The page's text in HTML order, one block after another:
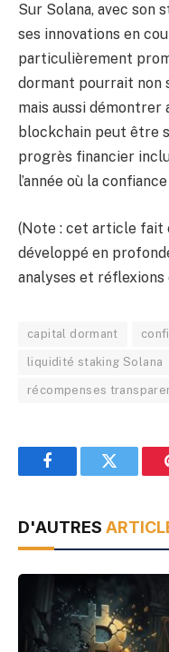
Sur Solana, avec son
ses innovations en
particulièrement
dormant pourrait non
mais aussi démontrer
blockchain peut être
progrès financier
l’année où la
(Note : cet article fait
développé en
analyses et réflexions
capital dormant
liquidité staking Solana
récompenses
FacebookTwitter
D'AUTRES